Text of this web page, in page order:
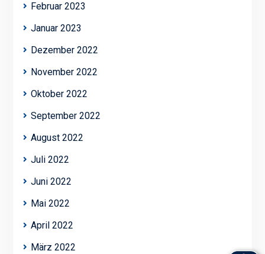
Februar 2023
Januar 2023
Dezember 2022
November 2022
Oktober 2022
September 2022
August 2022
Juli 2022
Juni 2022
Mai 2022
April 2022
März 2022